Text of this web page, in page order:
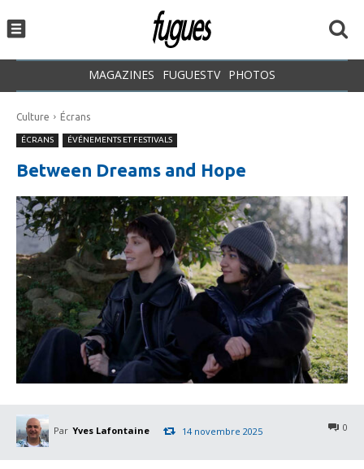
MAGAZINES FUGUESTV PHOTOS
Culture Écrans
ÉCRANS ÉVÉNEMENTS ET FESTIVALS
Between Dreams and Hope
Par Yves Lafontaine 0
14 novembre 2025